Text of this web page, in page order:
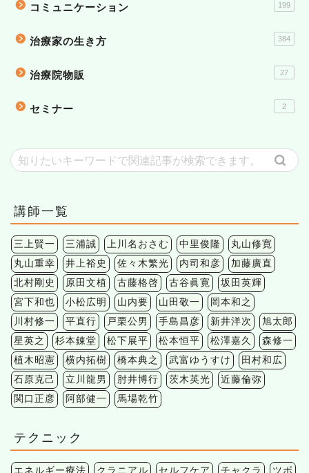
コミュニケーション 199
治療家の生き方 384
治療院物販 27
セミナー 2
講師一覧
三上賢一 三浦誠 上川名おさむ 中里俊隆
丸山修寛
丸山重幸
井上裕史 佐々木繁光 内司和彦
加藤廣直
北村剛史
原田文植 古藤格啓 古谷眞寛
坂田英輝
宮下和也
小松広明 山内要 山田敬一
岡本和之
川村修一
平直行 戸栗公男 手島昌彦 新井洋次
旭太郎
星英之
杉本錬堂 松下展平 松本恒平 松澤嘉久
森修一
植木昭憲
横内拓樹 橋本典之 武富ゆうすけ
田村和広
石原克己
立川龍男 肘井博行 茨木英光
近藤倫弥
関口正彦
阿部健一 馬場乾竹
テクニック
エネルギー療法 クラニアル セルフケア チャクラ ツボ